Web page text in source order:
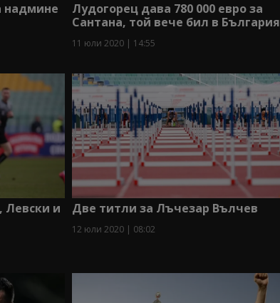
надмине
Лудогорец дава 780 000 евро за
Сантана, той вече бил в България
11 юли 2020 | 14:55
Левски и
Две титли за Лъчезар Вълчев
12 юли 2020 | 08:02